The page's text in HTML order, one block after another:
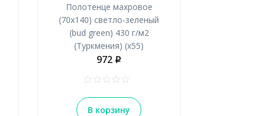
Полотенце махровое
(70х140) светло-зеленый
(bud green) 430 г/м2
(Туркмения) (х55)
972 p
В корзину